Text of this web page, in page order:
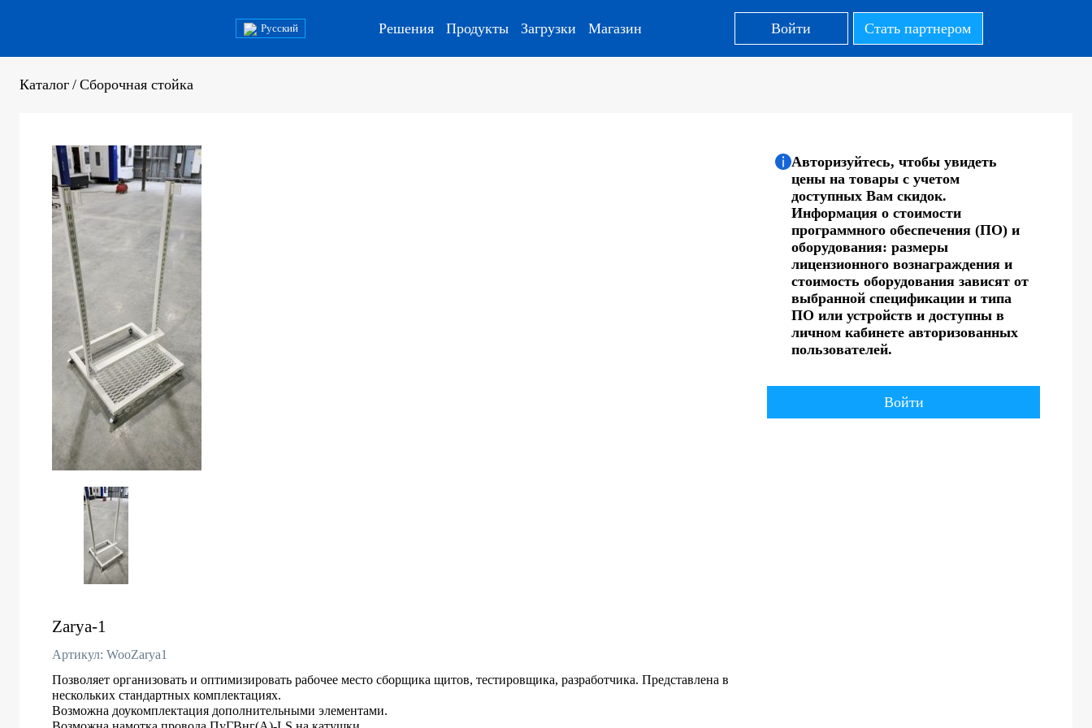
Русский Решения Продукты Загрузки Магазин Войти Стать партнером
Каталог / Сборочная стойка
Zarya-1
Артикул: WooZarya1
Позволяет организовать и оптимизировать рабочее место сборщика щитов, тестировщика, разработчика. Представлена в
нескольких стандартных комплектациях.
Возможна доукомплектация дополнительными элементами.
Авторизуйтесь, чтобы увидеть
цены на товары с учетом
доступных Вам скидок.
Информация о стоимости
программного обеспечения (ПО) и
оборудования: размеры
лицензионного вознаграждения и
стоимость оборудования зависят от
выбранной спецификации и типа
ПО или устройств и доступны в
личном кабинете авторизованных
пользователей.
Войти